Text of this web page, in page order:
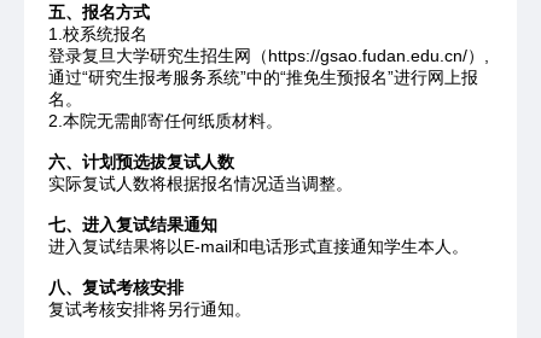
五、报名方式
1.校系统报名
登录复旦大学研究生招生网（https://gsao.fudan.edu.cn/）,
通过“研究生报考服务系统”中的“推免生预报名”进行网上报
名。
2.本院无需邮寄任何纸质材料。
六、计划预选拔复试人数
实际复试人数将根据报名情况适当调整。
七、进入复试结果通知
进入复试结果将以E-mail和电话形式直接通知学生本人。
八、复试考核安排
复试考核安排将另行通知。